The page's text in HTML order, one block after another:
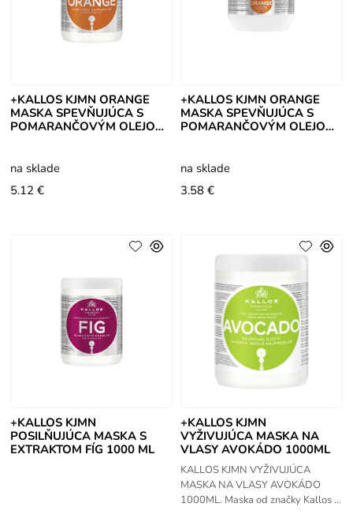
+KALLOS KJMN ORANGE
MASKA SPEVŇUJÚCA S
POMARANČOVÝM OLEJOM
na sklade
5.12 €
+KALLOS KJMN ORANGE
MASKA SPEVŇUJÚCA S
POMARANČOVÝM OLEJOM
na sklade
3.58 €
+KALLOS KJMN
POSILŇUJÚCA MASKA S
EXTRAKTOM FÍG 1000 ML
+KALLOS KJMN
VYŽIVUJÚCA MASKA NA
VLASY AVOKÁDO 1000ML
KALLOS KJMN VYŽIVUJÚCA
MASKA NA VLASY AVOKÁDO
1000ML. Maska od značky Kallos z